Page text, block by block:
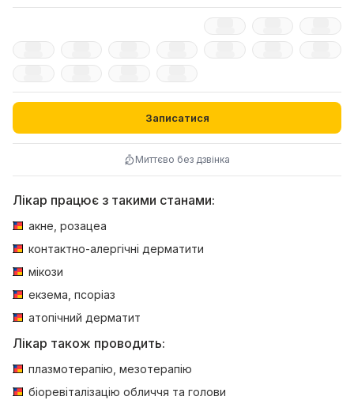
Записатися
Миттєво без дзвінка
Лікар працює з такими станами:
акне, розацеа
контактно-алергічні дерматити
мікози
екзема, псоріаз
атопічний дерматит
Лікар також проводить:
плазмотерапію, мезотерапію
біоревіталізацію обличчя та голови